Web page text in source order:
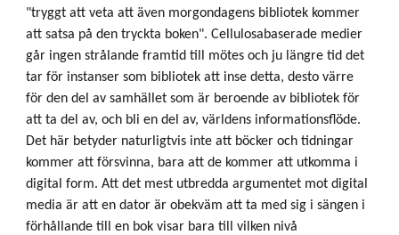
"tryggt att veta att även morgondagens bibliotek kommer
att satsa på den tryckta boken". Cellulosabaserade medier
går ingen strålande framtid till mötes och ju längre tid det
tar för instanser som bibliotek att inse detta, desto värre
för den del av samhället som är beroende av bibliotek för
att ta del av, och bli en del av, världens informationsflöde.
Det här betyder naturligtvis inte att böcker och tidningar
kommer att försvinna, bara att de kommer att utkomma i
digital form. Att det mest utbredda argumentet mot digital
media är att en dator är obekväm att ta med sig i sängen i
förhållande till en bok visar bara till vilken nivå